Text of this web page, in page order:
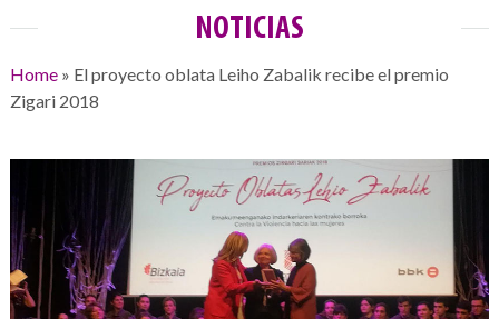
NOTICIAS
Home» El proyecto oblata Leiho Zabalik recibe el premio
Zigari 2018